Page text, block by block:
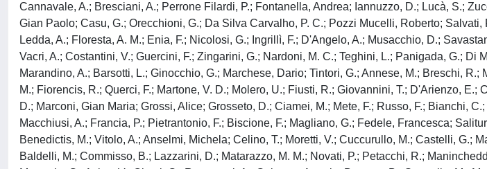
Cannavale, A.; Bresciani, A.; Perrone Filardi, P.; Fontanella, Andrea; Iannuzzo, D.; Lucà, S.;
Gian Paolo; Casu, G.; Orecchioni, G.; Da Silva Carvalho, P. C.; Pozzi Mucelli, Roberto;
Ledda, A.; Floresta, A. M.; Enia, F.; Nicolosi, G.; Ingrillì, F.; D'Angelo, A.; Musacchio, D.;
Vacri, A.; Costantini, V.; Guercini, F.; Zingarini, G.; Nardoni, M. C.; Teghini, L.; Panigada, G.;
Marandino, A.; Barsotti, L.; Ginocchio, G.; Marchese, Dario; Tintori, G.; Annese, M.; Breschi,
M.; Fiorencis, R.; Querci, F.; Martone, V. D.; Molero, U.; Fiusti, R.; Giovannini, T.; D'Arienzo,
D.; Marconi, Gian Maria; Grossi, Alice; Grosseto, D.; Ciamei, M.; Mete, F.; Russo, F.; Bianchi,
Macchiusi, A.; Francia, P.; Pietrantonio, F.; Biscione, F.; Magliano, G.; Fedele, Francesca;
Benedictis, M.; Vitolo, A.; Anselmi, Michela; Celino, T.; Moretti, V.; Cuccurullo, M.; Castelli, G.;
Baldelli, M.; Commisso, B.; Lazzarini, D.; Matarazzo, M. M.; Novati, P.; Petacchi, R.;